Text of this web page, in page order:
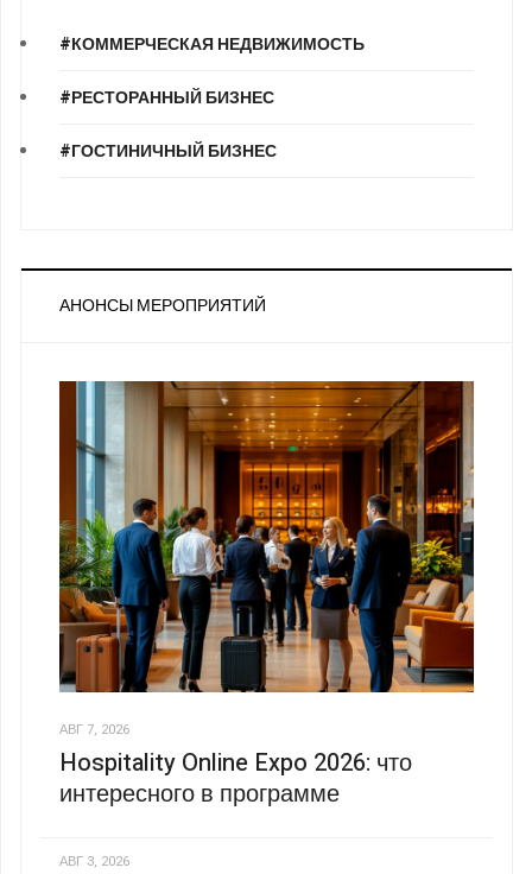
#КОММЕРЧЕСКАЯ НЕДВИЖИМОСТЬ
#РЕСТОРАННЫЙ БИЗНЕС
#ГОСТИНИЧНЫЙ БИЗНЕС
АНОНСЫ МЕРОПРИЯТИЙ
АВГ 7, 2026
Hospitality Online Expo 2026: что
интересного в программе
АВГ 3, 2026